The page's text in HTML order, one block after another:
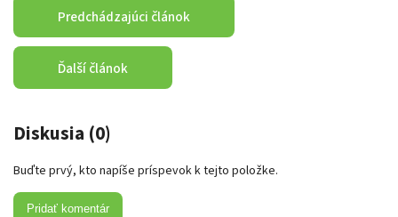
Predchádzajúci článok
Ďalší článok
Diskusia (0)
Buďte prvý, kto napíše príspevok k tejto položke.
Pridať komentár